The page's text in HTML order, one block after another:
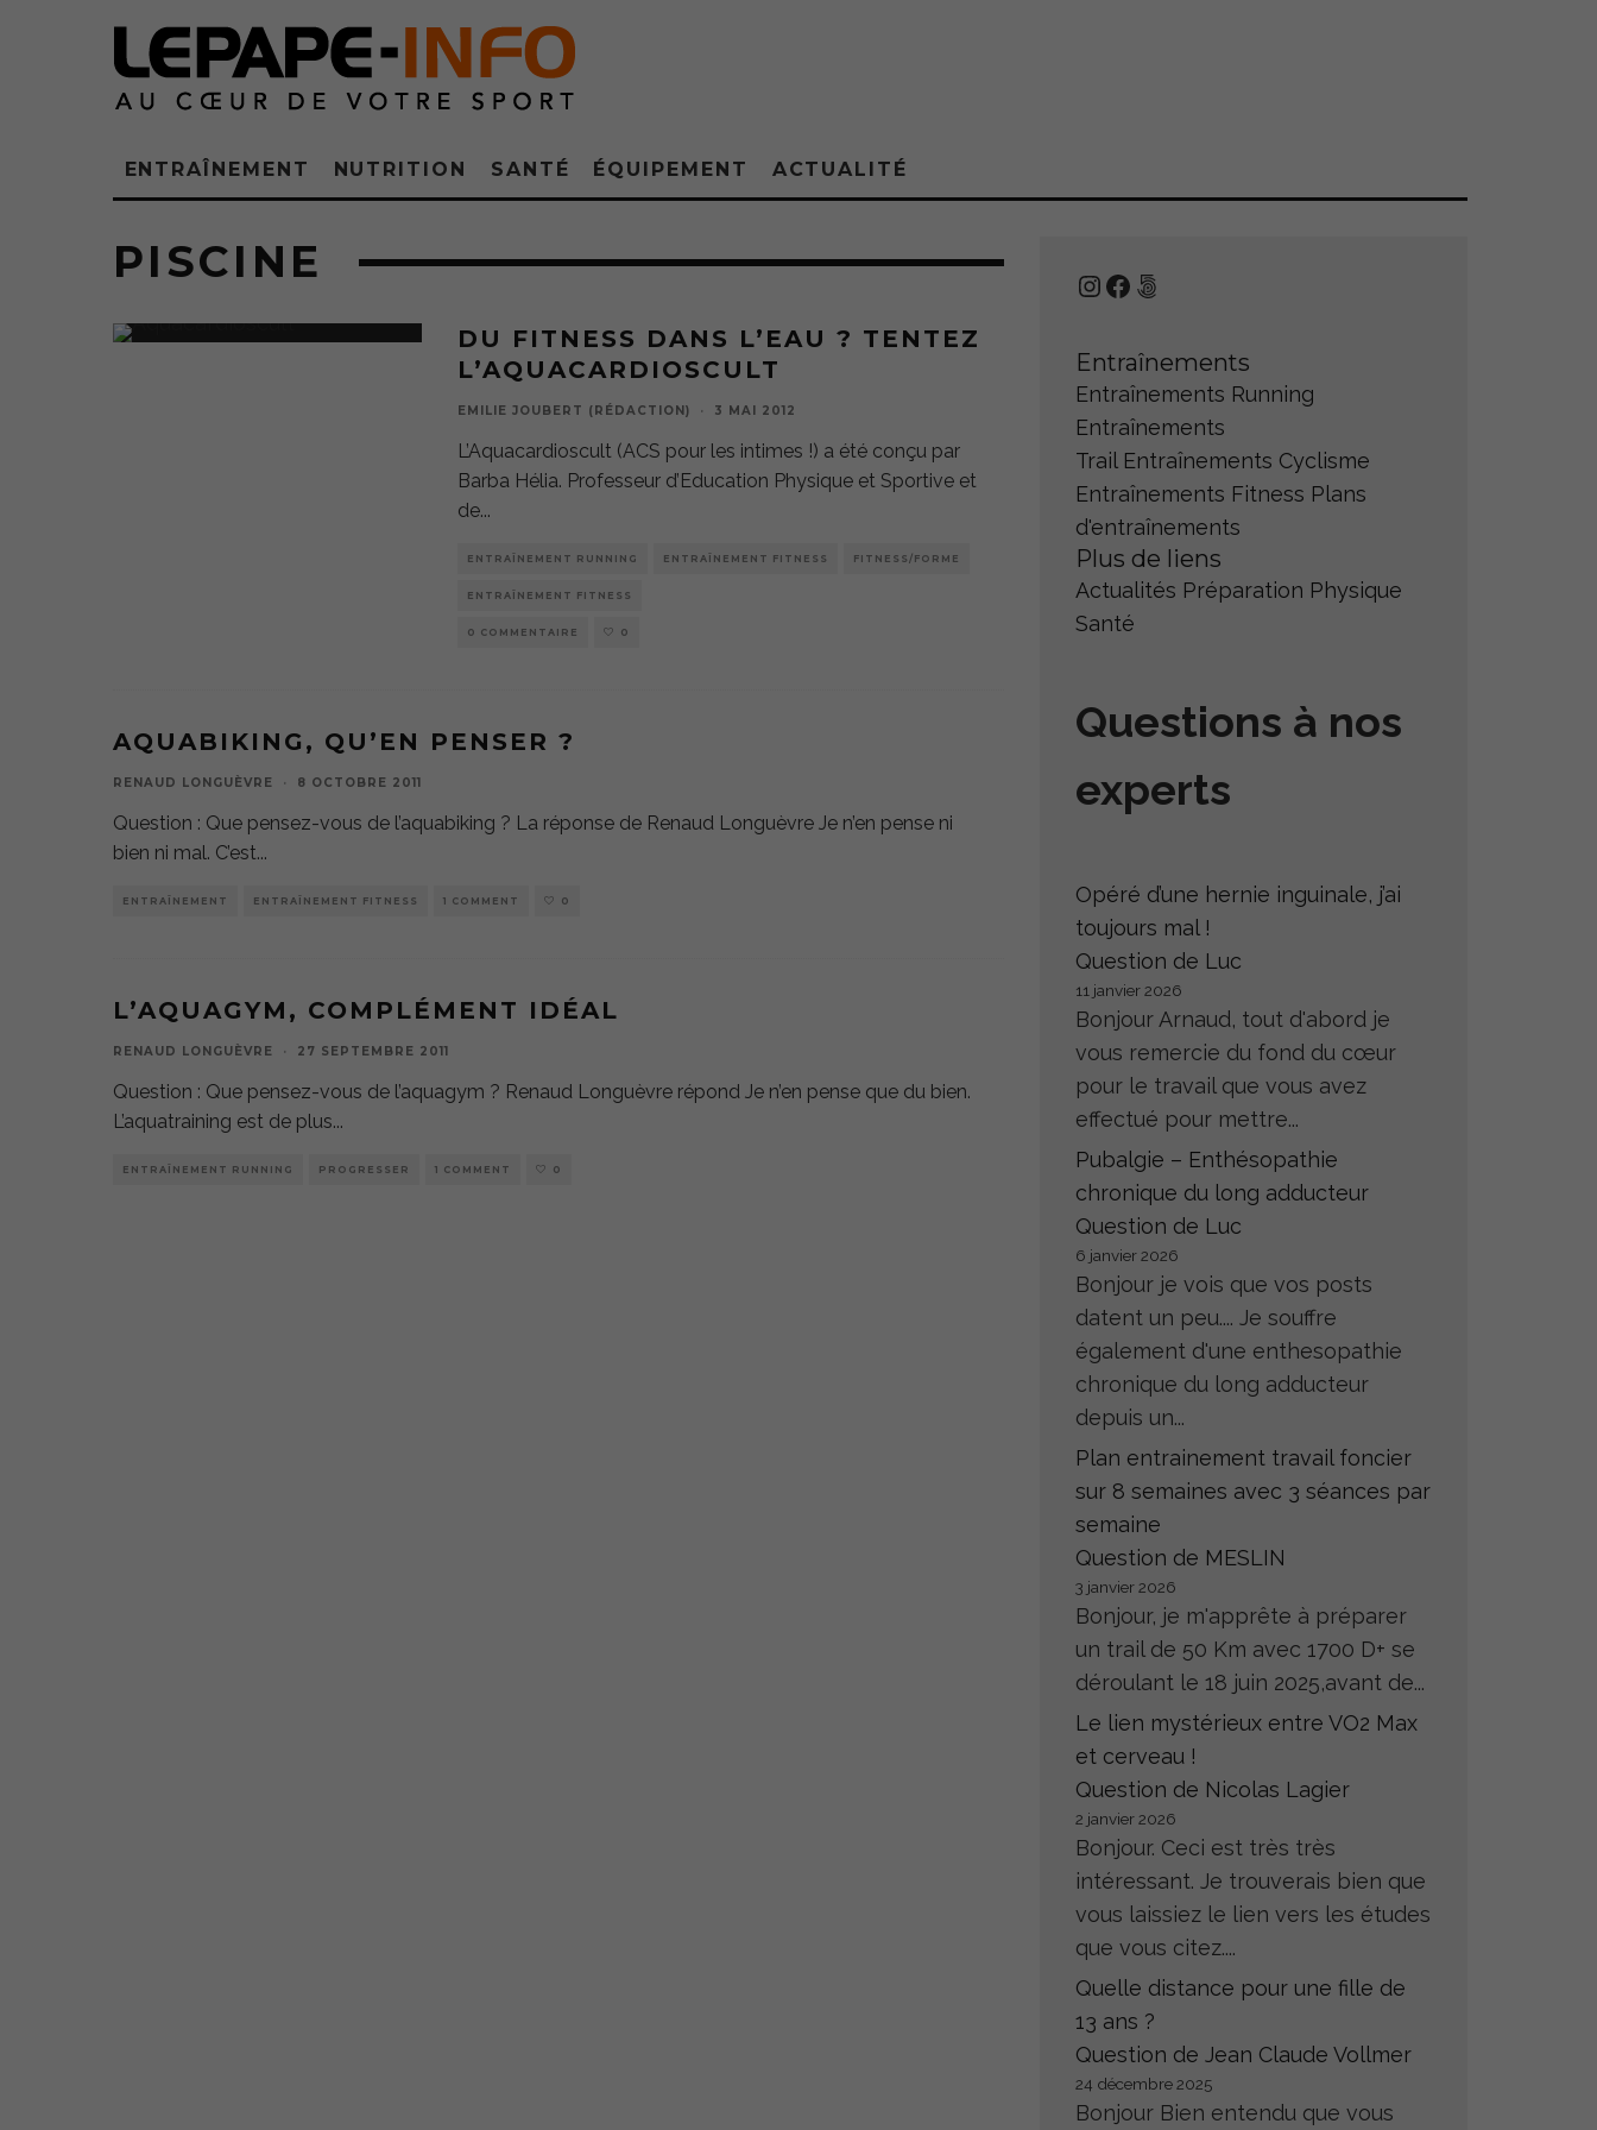
ENTRAÎNEMENT NUTRITION SANTÉ ÉQUIPEMENT ACTUALITÉ
PISCINE
DU FITNESS DANS L’EAU ? TENTEZ
L’AQUACARDIOSCULT
EMILIE JOUBERT (RÉDACTION) · 3 MAI 2012
L’Aquacardioscult (ACS pour les intimes !) a été conçu par
Barba Hélia. Professeur d’Education Physique et Sportive et
de...
ENTRAÎNEMENT RUNNING ENTRAÎNEMENT FITNESS FITNESS/FORME
ENTRAÎNEMENT FITNESS
0 COMMENTAIRE 0
AQUABIKING, QU’EN PENSER ?
RENAUD LONGUÈVRE · 8 OCTOBRE 2011
Question : Que pensez-vous de l’aquabiking ? La réponse de Renaud Longuèvre Je n’en pense ni
bien ni mal. C’est...
ENTRAÎNEMENT ENTRAÎNEMENT FITNESS 1 COMMENT 0
L’AQUAGYM, COMPLÉMENT IDÉAL
RENAUD LONGUÈVRE · 27 SEPTEMBRE 2011
Question : Que pensez-vous de l’aquagym ? Renaud Longuèvre répond Je n’en pense que du bien.
L’aquatraining est de plus...
ENTRAÎNEMENT RUNNING PROGRESSER 1 COMMENT 0
Instagram
Facebook
500px
Entraînements
Entraînements Running
Entraînements
Trail Entraînements Cyclisme
Entraînements Fitness Plans
d'entraînements
Plus de liens
Actualités Préparation Physique
Santé
Questions à nos
experts
Opéré d’une hernie inguinale, j’ai
toujours mal !
Question de Luc
11 janvier 2026
Bonjour Arnaud, tout d'abord je
vous remercie du fond du cœur
pour le travail que vous avez
effectué pour mettre...
Pubalgie – Enthésopathie
chronique du long adducteur
Question de Luc
6 janvier 2026
Bonjour je vois que vos posts
datent un peu.... Je souffre
également d'une enthesopathie
chronique du long adducteur
depuis un...
Plan entrainement travail foncier
sur 8 semaines avec 3 séances par
semaine
Question de MESLIN
3 janvier 2026
Bonjour, je m'apprête à préparer
un trail de 50 Km avec 1700 D+ se
déroulant le 18 juin 2025,avant de...
Le lien mystérieux entre VO2 Max
et cerveau !
Question de Nicolas Lagier
2 janvier 2026
Bonjour. Ceci est très très
intéressant. Je trouverais bien que
vous laissiez le lien vers les études
que vous citez....
Quelle distance pour une fille de
13 ans ?
Question de Jean Claude Vollmer
24 décembre 2025
Bonjour Bien entendu que vous